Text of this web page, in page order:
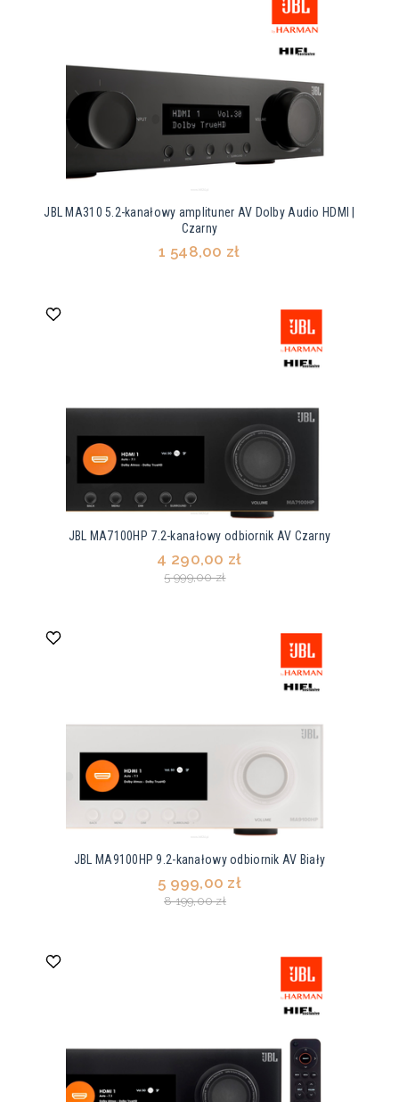
JBL MA310 5.2-kanałowy amplituner AV Dolby Audio HDMI |
Czarny
1 548,00 zł
JBL MA7100HP 7.2-kanałowy odbiornik AV Czarny
4 290,00 zł
5 999,00 zł
JBL MA9100HP 9.2-kanałowy odbiornik AV Biały
5 999,00 zł
8 199,00 zł